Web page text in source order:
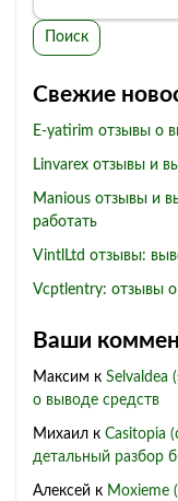
Поиск
Свежие
E-yatirim отзывы о
Linvarex отзывы и
Manious отзывы и
работать
VintlLtd отзывы:
Vcptlentry: отзывы о
Ваши
Максим к Selvaldea
о выводе средств
Михаил к Casitopia
детальный разбор
Алексей к Moxieme